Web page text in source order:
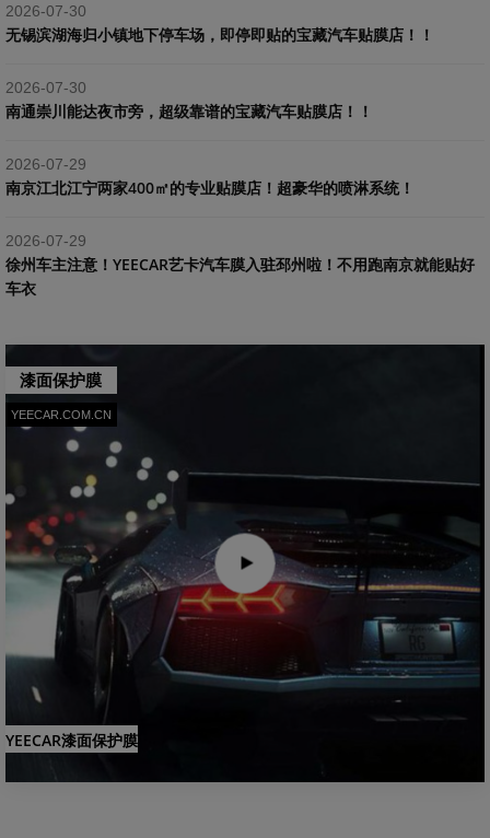
2026-07-30
​无锡滨湖海归小镇地下停车场，即停即贴的宝藏汽车贴膜店！！
2026-07-30
南通崇川能达夜市旁，超级靠谱的宝藏汽车贴膜店！！
2026-07-29
南京江北江宁两家400㎡的专业贴膜店！超豪华的喷淋系统！
2026-07-29
​徐州车主注意！YEECAR艺卡汽车膜入驻邳州啦！不用跑南京就能贴好
车衣
漆面保护膜
YEECAR.COM.CN
YEECAR漆面保护膜